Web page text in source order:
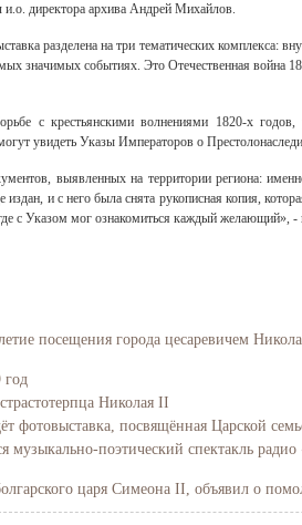
и.о. директора архива Андрей Михайлов.
разделена на три тематических комплекса:
значимых событиях. Это Отечественная война
с крестьянскими волнениями 1820-х годов,
увидеть Указы Императоров о
выявленных на территории региона:
и с него была снята рукописная копия,
с Указом мог ознакомиться каждый желающий», -
посещения города цесаревичем
год
Николая II
фотовыставка, посвящённая Царской
музыкально-поэтический спектакль радио
царя Симеона II, объявил о